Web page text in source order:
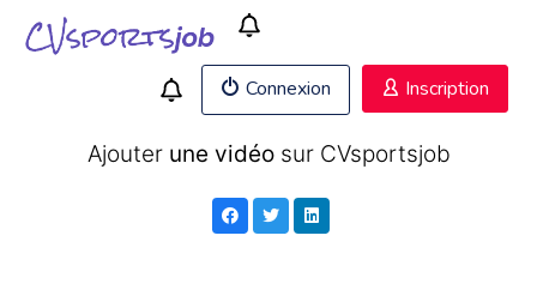
Inscription
Connexion
Ajouter une vidéosur CVsportsjob